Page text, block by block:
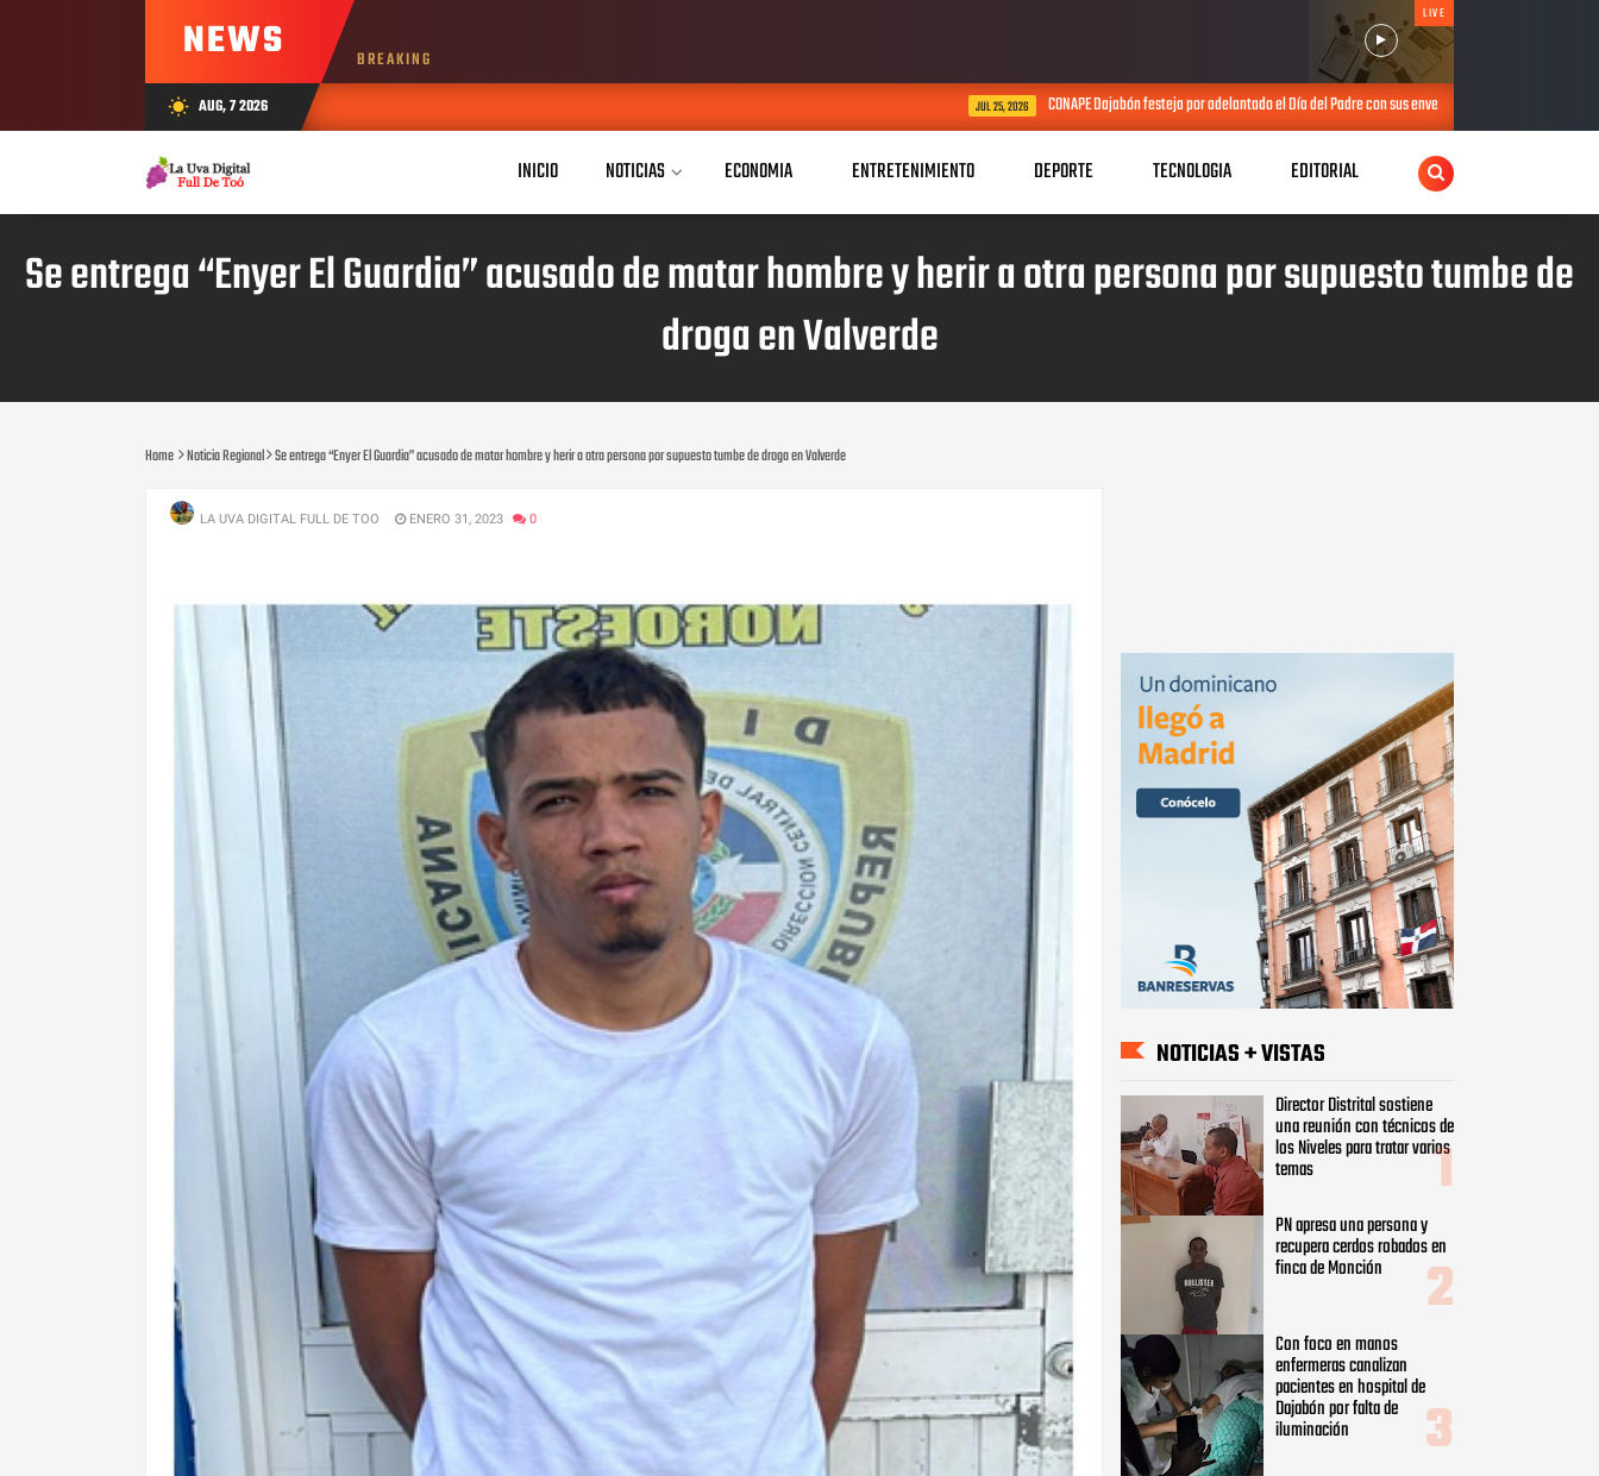
NEWS BREAKING
LIVE
wb_sunny AUG, 7 2026 CONAPE Dajabón festeja por adelantado el Día del Padre con sus envejecientes JUL 25, 2026
INICIO NOTICIAS ECONOMIA ENTRETENIMIENTO DEPORTE TECNOLOGIA EDITORIAL
Se entrega “Enyer El Guardia” acusado de matar hombre y herir a otra persona por supuesto tumbe de
droga en Valverde
Home Noticia Regional Se entrega “Enyer El Guardia” acusado de matar hombre y herir a otra persona por supuesto tumbe de droga en Valverde
LA UVA DIGITAL FULL DE TOO ENERO 31, 2023 0
NOTICIAS + VISTAS
Director Distrital sostiene
una reunión con técnicos de
los Niveles para tratar varios
temas
PN apresa una persona y
finca de Monción
Con foco en manos
enfermeras canalizan
pacientes en hospital de
iluminación
Wellington Arnaud Director
Ejecutivo de INAPA anuncia
soluciones problemáticas de
agua en Dajabón
Decenas de expeledeistas
pasan a las filas del PRM en
Manuel Bueno, Dajabón